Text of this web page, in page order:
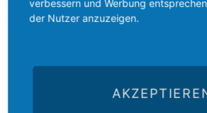
verbessern und Werbung
der Nutzer anzuzeigen.